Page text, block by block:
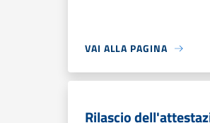
VAI ALLA PAGINA
Rilascio